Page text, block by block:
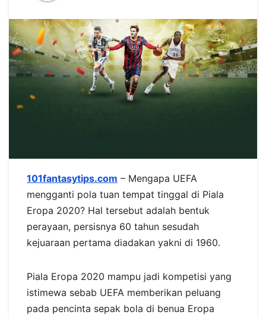
101fantasytips.com – Mengapa UEFA
mengganti pola tuan tempat tinggal di Piala
Eropa 2020? Hal tersebut adalah bentuk
perayaan, persisnya 60 tahun sesudah
kejuaraan pertama diadakan yakni di 1960.
Piala Eropa 2020 mampu jadi kompetisi yang
istimewa sebab UEFA memberikan peluang
pada pencinta sepak bola di benua Eropa